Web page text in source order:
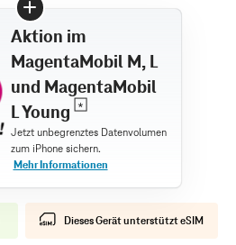
Aktion im
MagentaMobil M, L
und MagentaMobil
L Young
Dieses Gerät unterstützt eSIM